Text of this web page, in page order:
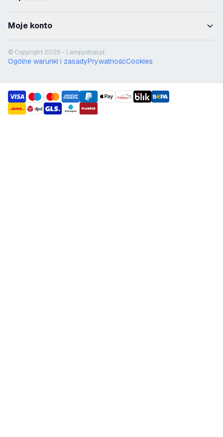
Moje konto
© Copyright 2026 - Lampyshop.pl
Ogólne warunki i zasadyPrywatnośćCookies
payment methods
shipment methods